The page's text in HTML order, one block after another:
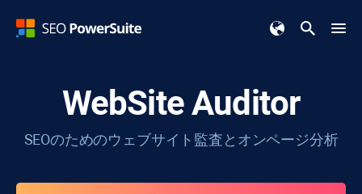
WebSite Auditor
SEOのためのウェブサイト監査とオンページ分析